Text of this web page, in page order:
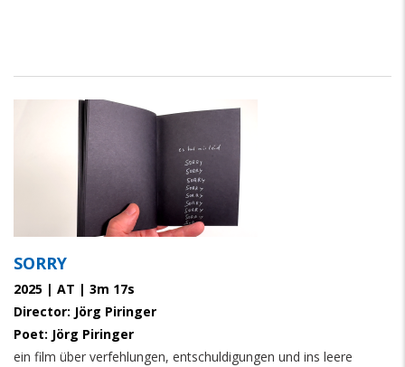
SORRY
2025 | AT | 3m 17s
Director: Jörg Piringer
Poet: Jörg Piringer
ein film über verfehlungen, entschuldigungen und ins leere